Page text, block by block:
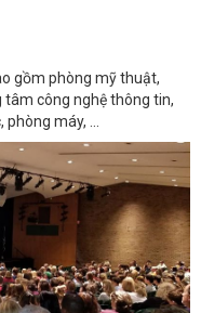
gồm phòng mỹ thuật,
công nghệ thông tin,
máy, ...